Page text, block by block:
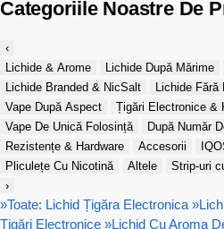
Categoriile Noastre De
‹
Lichide & Arome
Lichide După Mărime
Lichide Branded & NicSalt
Lichide Fără
Vape După Aspect
Țigări Electronice &
Vape De Unică Folosință
După Număr
Rezistențe & Hardware
Accesorii
Pliculețe Cu Nicotină
Altele
Strip-uri
›
»Toate: Lichid Țigăra Electronica »
Țigări Electronice »Lichid Cu Aroma